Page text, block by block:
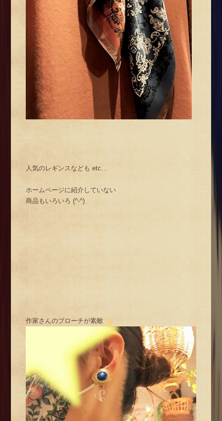
人気のレギンスなども etc…
ホームページに紹介していない
商品もいろいろ (^-^)
作家さんのブローチが素敵